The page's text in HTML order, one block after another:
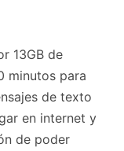
13GB de
minutos para
de texto
en internet y
de poder